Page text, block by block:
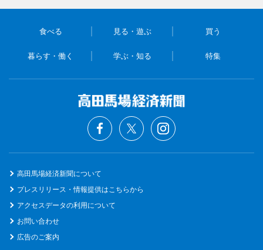
食べる 見る・遊ぶ 買う
暮らす・働く 学ぶ・知る 特集
高田馬場経済新聞について
プレスリリース・情報提供はこちらから
アクセスデータの利用について
お問い合わせ
広告のご案内